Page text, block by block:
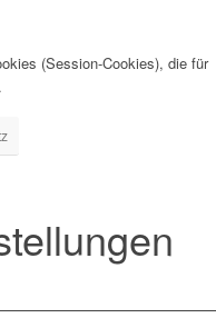
(Session-Cookies), die für